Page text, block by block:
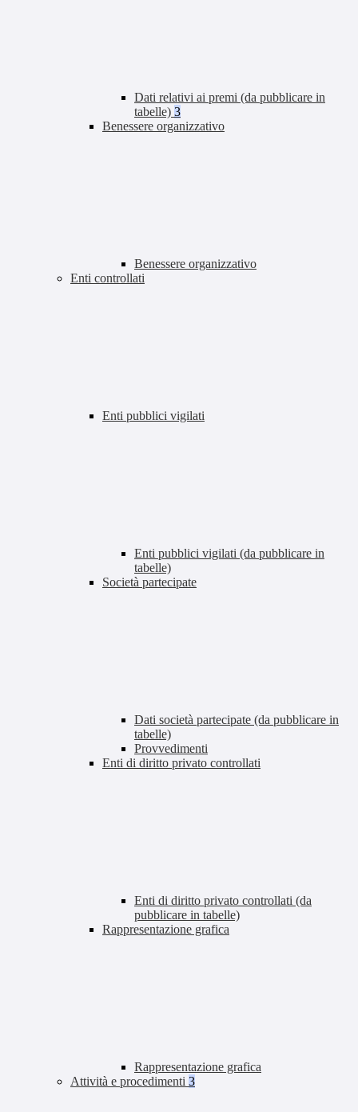
Dati relativi ai premi (da pubblicare in
tabelle) 3
Benessere organizzativo
Benessere organizzativo
Enti controllati
Enti pubblici vigilati
Enti pubblici vigilati (da pubblicare in
tabelle)
Società partecipate
Dati società partecipate (da pubblicare in
tabelle)
Provvedimenti
Enti di diritto privato controllati
Enti di diritto privato controllati (da
pubblicare in tabelle)
Rappresentazione grafica
Rappresentazione grafica
Attività e procedimenti 3